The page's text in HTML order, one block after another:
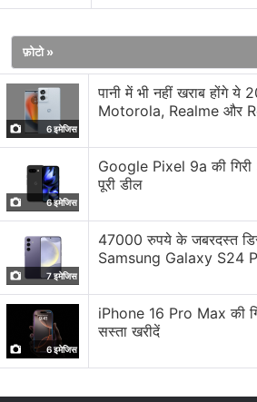
डिस्प्ले दिया गया है। फोन Android 15
रन करता है। इसमें 144Hz का रिफ्रेश
Dimensity 9400 SoC है जिसके साथ
1TB तक स्टोरेज दी गई है।
iQOO Neo 10 Pro में डुअल रियर
मेगापिक्सल का Sony IMX921 सेंसर है
मेगापिक्सल का ही अल्ट्रावाइड एंगल लेंस दिया
OIS सपोर्ट के साथ दिए गए हैं। सेल्फी के
मेगापिक्सल का कैमरा मिलता है।
कनेक्टिविटी के लिए इसमें 5G, Wi-Fi 7,
GPS, NavIC, OTG, USB Type-C पोर्ट
फोन में सभी जरूरी सेंसर्स मिल जाते हैं। इसमें
फ़ोटो »
6 इमेजिस
पानी में भी नहीं खराब होंगे
Motorola, Realme और
6 इमेजिस
Google Pixel 9a की
पूरी डील
7 इमेजिस
47000 रुपये के जबरदस्त
Samsung Galaxy S24
6 इमेजिस
iPhone 16 Pro Max की
सस्ता खरीदें